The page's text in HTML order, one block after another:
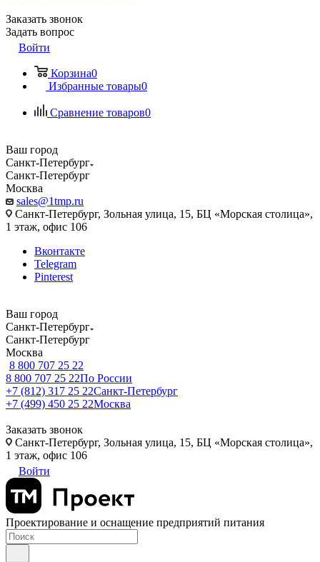
Заказать звонок
Задать вопрос
Войти
Корзина0
Избранные товары0
Сравнение товаров0
Ваш город
Санкт-Петербург
Санкт-Петербург
Москва
sales@1tmp.ru
Санкт-Петербург, Зольная улица, 15, БЦ «Морская столица»,
1 этаж, офис 106
Вконтакте
Telegram
Pinterest
Ваш город
Санкт-Петербург
Санкт-Петербург
Москва
8 800 707 25 22
8 800 707 25 22По России
+7 (812) 317 25 22Санкт-Петербург
+7 (499) 450 25 22Москва
Заказать звонок
Санкт-Петербург, Зольная улица, 15, БЦ «Морская столица»,
1 этаж, офис 106
Войти
Проектирование и оснащение предприятий питания